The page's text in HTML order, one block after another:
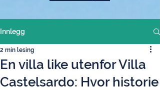
Innlegg
En villa like utenfor Villa
Castelsardo: Hvor historie
2 min lesing